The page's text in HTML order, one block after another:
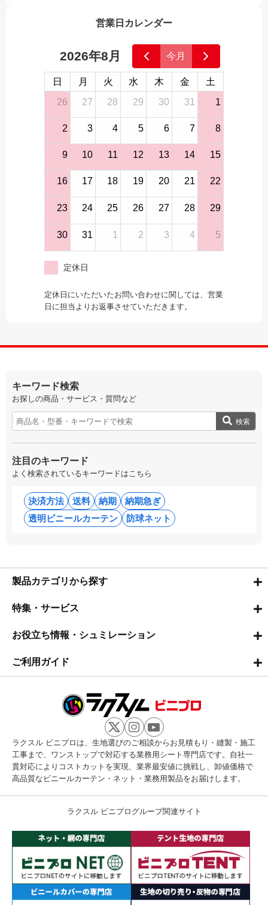
営業日カレンダー
2026年8月 今月
日 月 火 水 木 金
土
26
27 28 29 30 31 1
2 3 4 5 6 7 8
9 10 11 12 13 14 15
16 17 18 19 20 21 22
23 24 25 26 27 28 29
30 31 1 2 3 4 5
定休日
定休日にいただいたお問い合わせに関しては、営業
日に担当よりお返事させていただきます。
キーワード検索
お探しの商品・サービス・質問など
検索
注目のキーワード
よく検索されているキーワードはこちら
決済方法 送料 納期
納期急ぎ
透明ビニールカーテン
防球ネット
製品カテゴリから探す
特集・サービス
お役立ち情報・シュミレーション
ご利用ガイド
ラクスル ビニプロは、生地選びのご相談からお見積もり・縫製・施工
工事まで、ワンストップで対応する業務用シート専門店です。自社一
貫対応によりコストカットを実現、業界最安値に挑戦し、卸値価格で
高品質なビニールカーテン・ネット・業務用製品をお届けします。
ラクスル ビニプログループ関連サイト